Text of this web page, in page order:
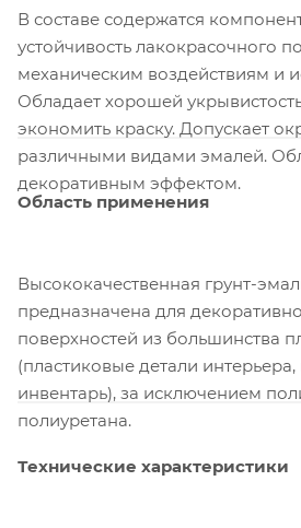
В составе содержатся
устойчивость лакокрасочного
механическим воздействиям и
Обладает хорошей
экономить краску. Допускает
различными видами эмалей.
декоративным эффектом.
Область применения
Высококачественная грунт-
предназначена для
поверхностей из большинства
(пластиковые детали
инвентарь), за исключением
полиуретана.
Технические характеристики